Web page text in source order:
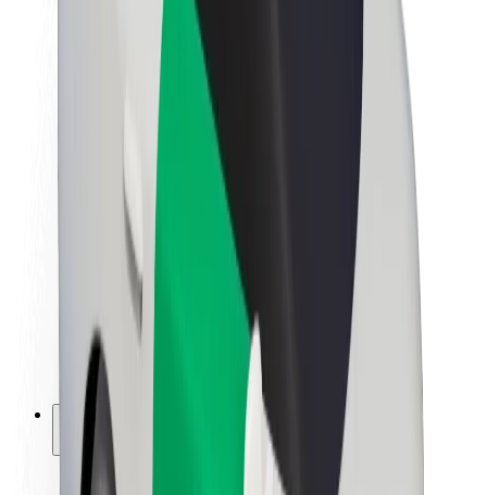
Sostenibilidad en Bolt
Project Zero
Sala de prensa
Directrices de la marca
Misión
Relación con inversores
Liderazgo
Medios
Fondo Urbano
Seguridad
Seguridad para usuarios